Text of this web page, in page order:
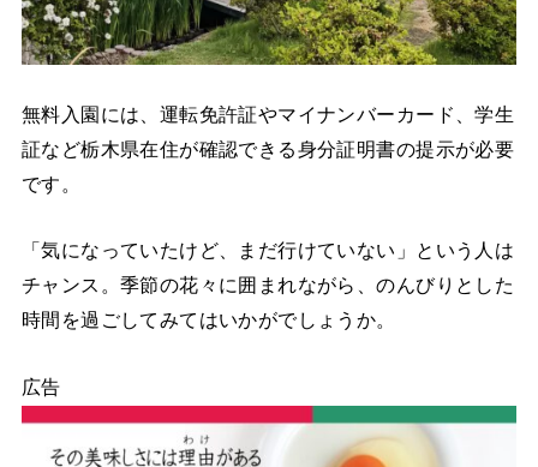
無料入園には、運転免許証やマイナンバーカード、学生
証など栃木県在住が確認できる身分証明書の提示が必要
です。
「気になっていたけど、まだ行けていない」という人は
チャンス。季節の花々に囲まれながら、のんびりとした
時間を過ごしてみてはいかがでしょうか。
広告